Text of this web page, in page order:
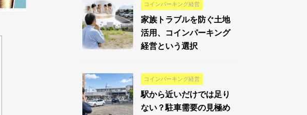
コインパーキング経営
家族トラブルを防ぐ土地
活用、コインパーキング
経営という選択
コインパーキング経営
駅から近いだけでは足り
ない？駐車需要の見極め